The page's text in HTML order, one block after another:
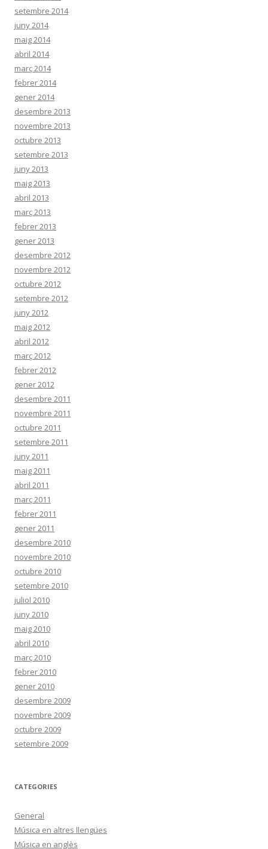
setembre 2014
juny 2014
maig 2014
abril 2014
març 2014
febrer 2014
gener 2014
desembre 2013
novembre 2013
octubre 2013
setembre 2013
juny 2013
maig 2013
abril 2013
març 2013
febrer 2013
gener 2013
desembre 2012
novembre 2012
octubre 2012
setembre 2012
juny 2012
maig 2012
abril 2012
març 2012
febrer 2012
gener 2012
desembre 2011
novembre 2011
octubre 2011
setembre 2011
juny 2011
maig 2011
abril 2011
març 2011
febrer 2011
gener 2011
desembre 2010
novembre 2010
octubre 2010
setembre 2010
juliol 2010
juny 2010
maig 2010
abril 2010
març 2010
febrer 2010
gener 2010
desembre 2009
novembre 2009
octubre 2009
setembre 2009
CATEGORIES
General
Música en altres llengües
Música en anglès